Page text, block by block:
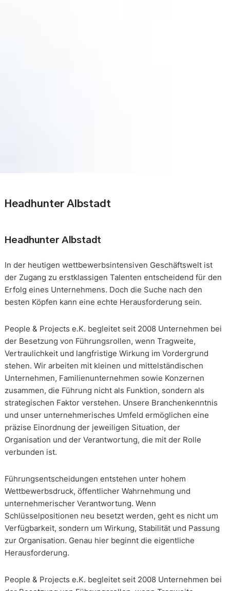
Headhunter Albstadt
Headhunter Albstadt
In der heutigen wettbewerbsintensiven Geschäftswelt ist
der Zugang zu erstklassigen Talenten entscheidend für den
Erfolg eines Unternehmens. Doch die Suche nach den
besten Köpfen kann eine echte Herausforderung sein.
People & Projects e.K. begleitet seit 2008 Unternehmen bei
der Besetzung von Führungsrollen, wenn Tragweite,
Vertraulichkeit und langfristige Wirkung im Vordergrund
stehen. Wir arbeiten mit kleinen und mittelständischen
Unternehmen, Familienunternehmen sowie Konzernen
zusammen, die Führung nicht als Funktion, sondern als
strategischen Faktor verstehen. Unsere Branchenkenntnis
und unser unternehmerisches Umfeld ermöglichen eine
präzise Einordnung der jeweiligen Situation, der
Organisation und der Verantwortung, die mit der Rolle
verbunden ist.
Führungsentscheidungen entstehen unter hohem
Wettbewerbsdruck, öffentlicher Wahrnehmung und
unternehmerischer Verantwortung. Wenn
Schlüsselpositionen neu besetzt werden, geht es nicht um
Verfügbarkeit, sondern um Wirkung, Stabilität und Passung
zur Organisation. Genau hier beginnt die eigentliche
Herausforderung.
People & Projects e.K. begleitet seit 2008 Unternehmen bei